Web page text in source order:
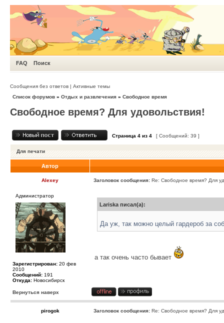
FAQ Поиск
Сообщения без ответов | Активные темы
Список форумов » Отдых и развлечения » Свободное время
Свободное время? Для удовольствия!
Страница 4 из 4 [ Сообщений: 39 ]
Для печати
Автор
Alexey Заголовок сообщения: Re: Свободное время? Для
Администратор
Зарегистрирован: 20 фев
2010
Сообщений: 191
Откуда: Новосибирск
Lariska писал(а):
Да уж, так можно целый гардероб за
а так очень часто бывает
Вернуться наверх
pirogok Заголовок сообщения: Re: Свободное время? Для